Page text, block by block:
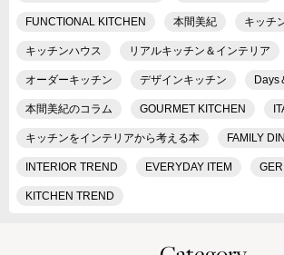
FUNCTIONAL KITCHEN 本間美紀 キッチ
キッチンハウス リアルキッチン＆インテリア
オーダーキッチン デザインキッチン Days
本間美紀のコラム GOURMET KITCHEN
キッチンをインテリアから考える本 FAMILY
INTERIOR TREND EVERYDAY ITEM
KITCHEN TREND